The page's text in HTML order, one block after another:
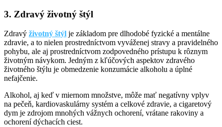
3. Zdravý životný štýl
Zdravý životný štýl je základom pre dlhodobé fyzické a mentálne
zdravie, a to nielen prostredníctvom vyváženej stravy a pravidelného
pohybu, ale aj prostredníctvom zodpovedného prístupu k rôznym
životným návykom. Jedným z kľúčových aspektov zdravého
životného štýlu je obmedzenie konzumácie alkoholu a úplné
nefajčenie.
Alkohol, aj keď v miernom množstve, môže mať negatívny vplyv
na pečeň, kardiovaskulárny systém a celkové zdravie, a cigaretový
dym je zdrojom mnohých vážnych ochorení, vrátane rakoviny a
ochorení dýchacích ciest.